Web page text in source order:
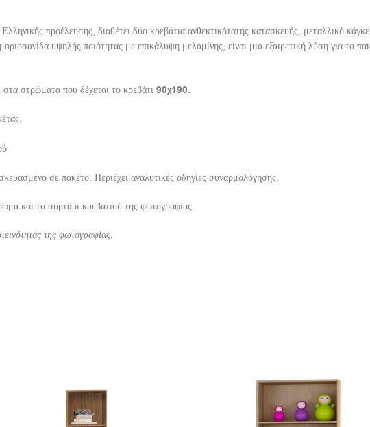
προέλευσης, διαθέτει δύο κρεβάτια ανθεκτικότατης κατασκευής, μεταλλικό
υψηλής ποιότητας με επικάλυψη μελαμίνης, είναι μια εξαιρετική λύση για το
στα στρώματα που δέχεται το κρεβάτι 90χ190.
σε πακέτο. Περιέχει αναλυτικές οδηγίες συναρμολόγησης.
και το συρτάρι κρεβατιού της φωτογραφίας.
της φωτογραφίας.